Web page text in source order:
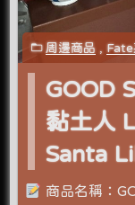
周邊商品 , Fate
GOOD
黏土人
Santa
商品名稱：